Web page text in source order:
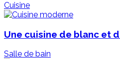
Cuisine
Une cuisine de blanc et
Salle de bain